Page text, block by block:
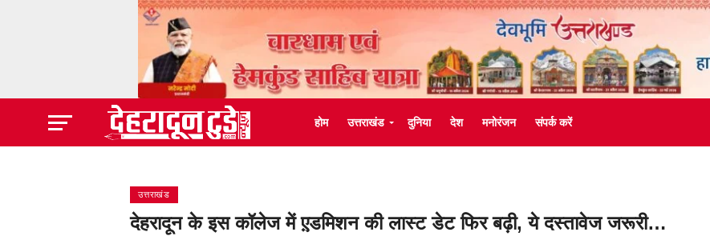
होम उत्तराखंड दुनिया देश मनोरंजन संपर्क करें
उत्तराखंड
देहरादून के इस कॉलेज में ए़डमिशन की लास्ट डेट फिर बढ़ी, ये दस्तावेज जरूरी…